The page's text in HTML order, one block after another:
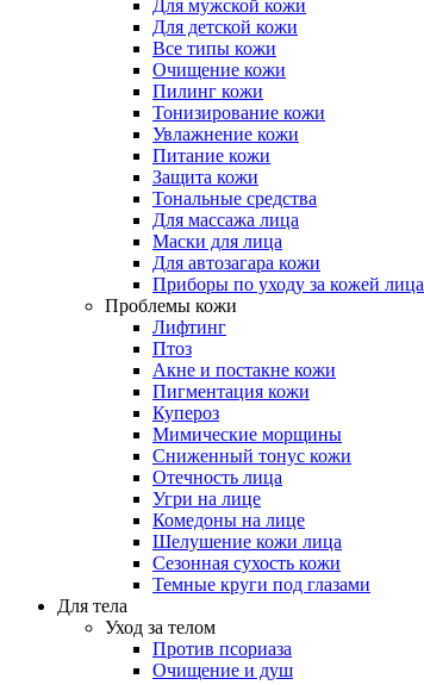
Для мужской кожи
Для детской кожи
Все типы кожи
Очищение кожи
Пилинг кожи
Тонизирование кожи
Увлажнение кожи
Питание кожи
Защита кожи
Тональные средства
Для массажа лица
Маски для лица
Для автозагара кожи
Приборы по уходу за кожей лица
Проблемы кожи
Лифтинг
Птоз
Акне и постакне кожи
Пигментация кожи
Купероз
Мимические морщины
Сниженный тонус кожи
Отечность лица
Угри на лице
Комедоны на лице
Шелушение кожи лица
Сезонная сухость кожи
Темные круги под глазами
Для тела
Уход за телом
Против псориаза
Очищение и душ